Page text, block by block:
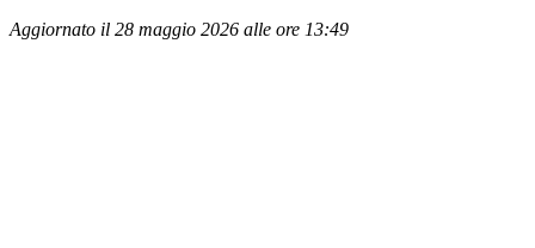
Aggiornato il 28 maggio 2026 alle ore 13:49